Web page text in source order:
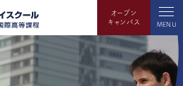
オープン
キャンパス
MENU